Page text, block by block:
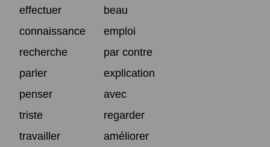
effectuer
beau
connaissance
emploi
recherche
par contre
parler
explication
penser
avec
triste
regarder
travailler
améliorer